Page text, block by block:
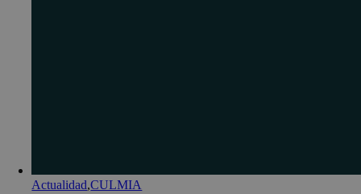
Actualidad,CULMIA